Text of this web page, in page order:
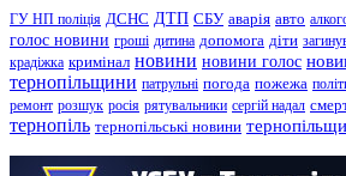
ГУ НП поліція ДСНС ДТП СБУ аварія авто
голос новини гроші дитина допомога діти
крадіжка кримінал новини новини голос
тернопільщини патрульні погода пожежа
ремонт розшук росія рятувальники сергій надал
тернопіль тернопільські новини